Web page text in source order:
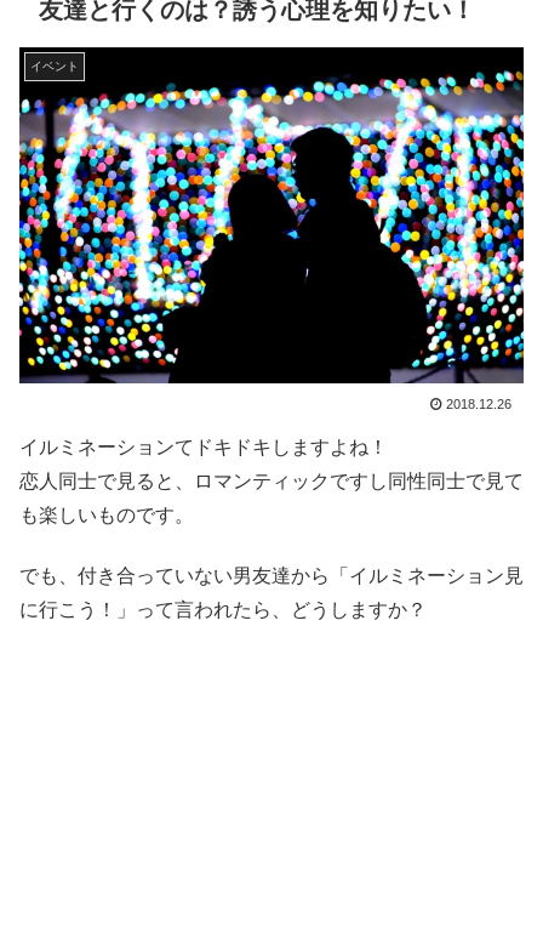
友達と行くのは？誘う心理を知りたい！
イベント
2018.12.26
イルミネーションてドキドキしますよね！
恋人同士で見ると、ロマンティックですし同性同士で見て
も楽しいものです。
でも、付き合っていない男友達から「イルミネーション見
に行こう！」って言われたら、どうしますか？